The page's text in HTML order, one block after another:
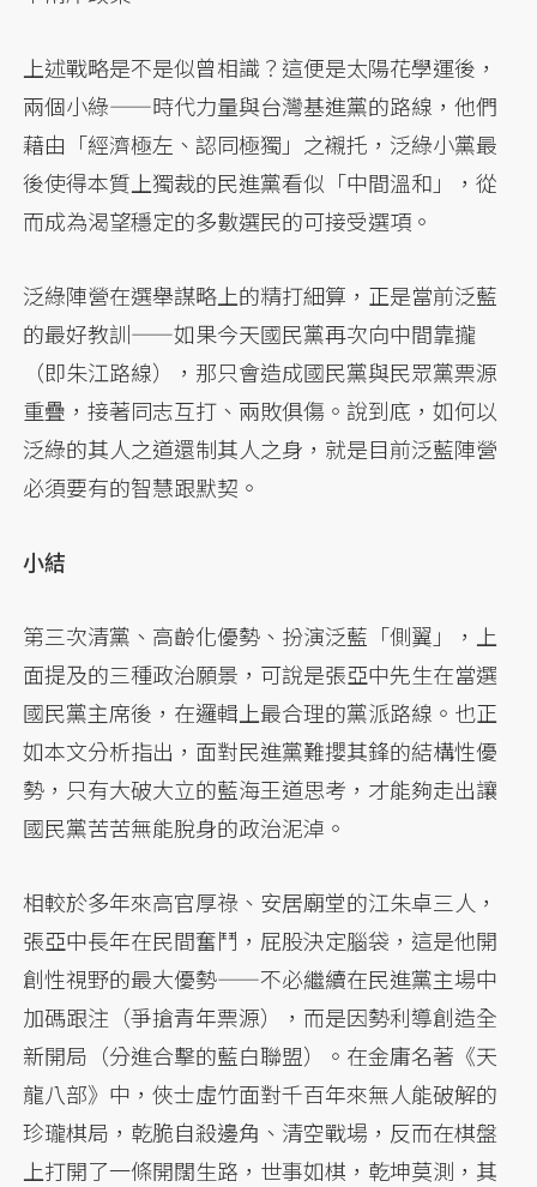
上述戰略是不是似曾相識？這便是太陽花學運後，
兩個小綠——時代力量與台灣基進黨的路線，他們
藉由「經濟極左、認同極獨」之襯托，泛綠小黨最
後使得本質上獨裁的民進黨看似「中間溫和」，從
而成為渴望穩定的多數選民的可接受選項。
泛綠陣營在選舉謀略上的精打細算，正是當前泛藍
的最好教訓——如果今天國民黨再次向中間靠攏
（即朱江路線），那只會造成國民黨與民眾黨票源
重疊，接著同志互打、兩敗俱傷。說到底，如何以
泛綠的其人之道還制其人之身，就是目前泛藍陣營
必須要有的智慧跟默契。
小結
第三次清黨、高齡化優勢、扮演泛藍「側翼」，上
面提及的三種政治願景，可說是張亞中先生在當選
國民黨主席後，在邏輯上最合理的黨派路線。也正
如本文分析指出，面對民進黨難攖其鋒的結構性優
勢，只有大破大立的藍海王道思考，才能夠走出讓
國民黨苦苦無能脫身的政治泥淖。
相較於多年來高官厚祿、安居廟堂的江朱卓三人，
張亞中長年在民間奮鬥，屁股決定腦袋，這是他開
創性視野的最大優勢——不必繼續在民進黨主場中
加碼跟注（爭搶青年票源），而是因勢利導創造全
新開局（分進合擊的藍白聯盟）。在金庸名著《天
龍八部》中，俠士虛竹面對千百年來無人能破解的
珍瓏棋局，乾脆自殺邊角、清空戰場，反而在棋盤
上打開了一條開闊生路，世事如棋，乾坤莫測，其